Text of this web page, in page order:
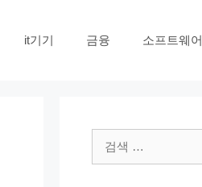
it기기 금융 소프트웨어
색: